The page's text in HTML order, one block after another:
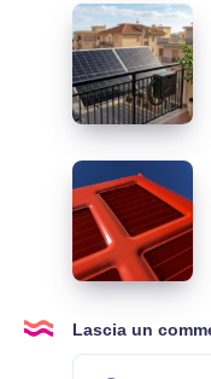
i
vecchi
pannelli
Fotovoltaico
da
balcone:
come
funziona,
caratteristiche
prezzo
Pannelli
fotovoltaici
rossi
la
soluzione
estetica
per
Lascia un